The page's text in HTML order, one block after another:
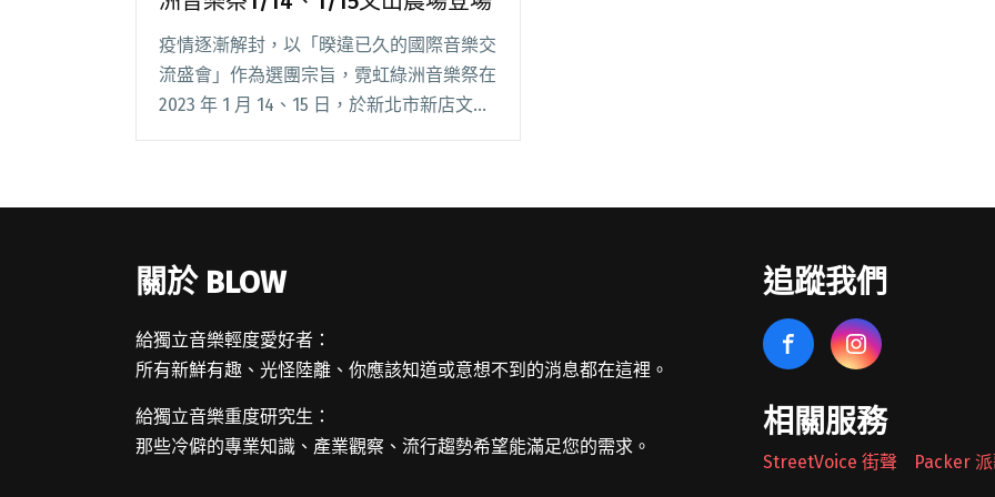
疫情逐漸解封，以「暌違已久的國際音樂交
流盛會」作為選團宗旨，霓虹綠洲音樂祭在
2023 年 1 月 14、15 日，於新北市新店文山
農場盛大舉辦，集結台、日、韓、泰等 20
關於 BLOW
給獨立音樂輕度愛好者：
所有新鮮有趣、光怪陸離、你應該知道或意想不到的消息都在這裡。
給獨立音樂重度研究生：
那些冷僻的專業知識、產業觀察、流行趨勢希望能滿足您的需求。
追蹤我們
相關服務
StreetVoice 街聲 Packer